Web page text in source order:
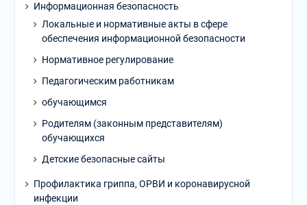
Информационная безопасность
Локальные и нормативные акты в сфере
обеспечения информационной безопасности
Нормативное регулирование
Педагогическим работникам
обучающимся
Родителям (законным представителям)
обучающихся
Детские безопасные сайты
Профилактика гриппа, ОРВИ и коронавирусной
инфекции